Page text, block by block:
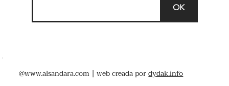
OK
@www.alsandara.com | web creada pordydak.info